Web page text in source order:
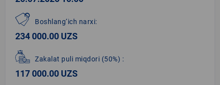
Boshlang‘ich narxi:
234 000.00 UZS
Zakalat puli miqdori (50%) :
117 000.00 UZS